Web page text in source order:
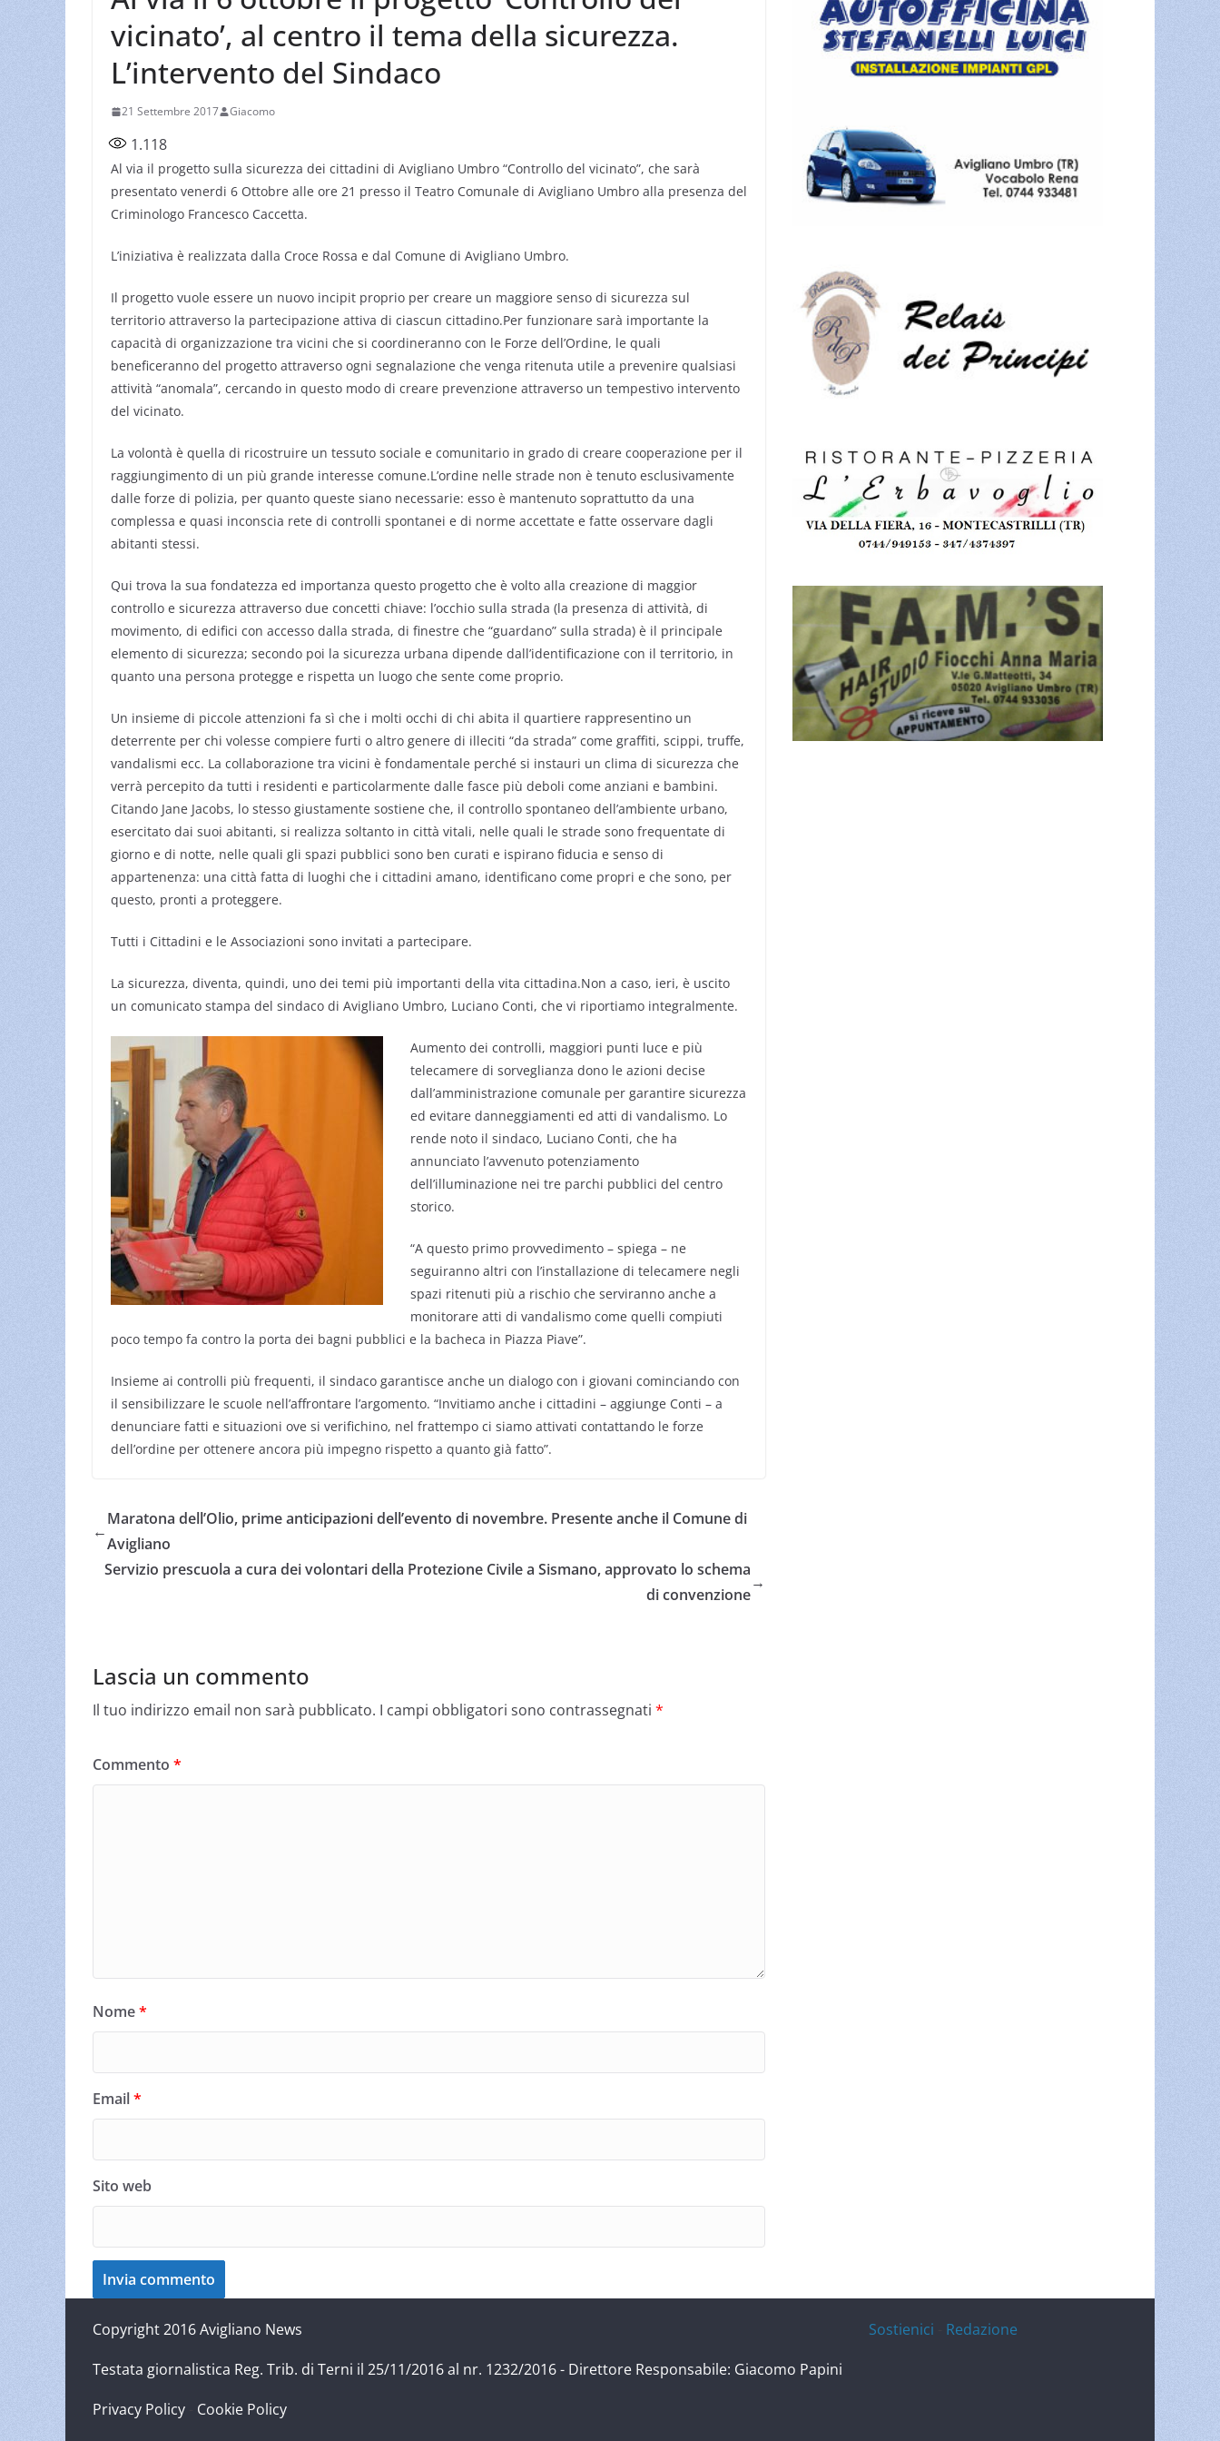
vicinato’, al centro il tema della sicurezza.
L’intervento del Sindaco
21 Settembre 2017 Giacomo
1.118
Al via il progetto sulla sicurezza dei cittadini di Avigliano Umbro “Controllo del vicinato”, che sarà
presentato venerdi 6 Ottobre alle ore 21 presso il Teatro Comunale di Avigliano Umbro alla presenza del
Criminologo Francesco Caccetta.
L’iniziativa è realizzata dalla Croce Rossa e dal Comune di Avigliano Umbro.
Il progetto vuole essere un nuovo incipit proprio per creare un maggiore senso di sicurezza sul
territorio attraverso la partecipazione attiva di ciascun cittadino.Per funzionare sarà importante la
capacità di organizzazione tra vicini che si coordineranno con le Forze dell’Ordine, le quali
beneficeranno del progetto attraverso ogni segnalazione che venga ritenuta utile a prevenire qualsiasi
attività “anomala”, cercando in questo modo di creare prevenzione attraverso un tempestivo intervento
del vicinato.
La volontà è quella di ricostruire un tessuto sociale e comunitario in grado di creare cooperazione per il
raggiungimento di un più grande interesse comune.L’ordine nelle strade non è tenuto esclusivamente
dalle forze di polizia, per quanto queste siano necessarie: esso è mantenuto soprattutto da una
complessa e quasi inconscia rete di controlli spontanei e di norme accettate e fatte osservare dagli
abitanti stessi.
Qui trova la sua fondatezza ed importanza questo progetto che è volto alla creazione di maggior
controllo e sicurezza attraverso due concetti chiave: l’occhio sulla strada (la presenza di attività, di
movimento, di edifici con accesso dalla strada, di finestre che “guardano” sulla strada) è il principale
elemento di sicurezza; secondo poi la sicurezza urbana dipende dall’identificazione con il territorio, in
quanto una persona protegge e rispetta un luogo che sente come proprio.
Un insieme di piccole attenzioni fa sì che i molti occhi di chi abita il quartiere rappresentino un
deterrente per chi volesse compiere furti o altro genere di illeciti “da strada” come graffiti, scippi, truffe,
vandalismi ecc. La collaborazione tra vicini è fondamentale perché si instauri un clima di sicurezza che
verrà percepito da tutti i residenti e particolarmente dalle fasce più deboli come anziani e bambini.
Citando Jane Jacobs, lo stesso giustamente sostiene che, il controllo spontaneo dell’ambiente urbano,
esercitato dai suoi abitanti, si realizza soltanto in città vitali, nelle quali le strade sono frequentate di
giorno e di notte, nelle quali gli spazi pubblici sono ben curati e ispirano fiducia e senso di
appartenenza: una città fatta di luoghi che i cittadini amano, identificano come propri e che sono, per
questo, pronti a proteggere.
Tutti i Cittadini e le Associazioni sono invitati a partecipare.
La sicurezza, diventa, quindi, uno dei temi più importanti della vita cittadina.Non a caso, ieri, è uscito
un comunicato stampa del sindaco di Avigliano Umbro, Luciano Conti, che vi riportiamo integralmente.
Aumento dei controlli, maggiori punti luce e più
telecamere di sorveglianza dono le azioni decise
dall’amministrazione comunale per garantire sicurezza
ed evitare danneggiamenti ed atti di vandalismo. Lo
rende noto il sindaco, Luciano Conti, che ha
annunciato l’avvenuto potenziamento
dell’illuminazione nei tre parchi pubblici del centro
storico.
“A questo primo provvedimento – spiega – ne
seguiranno altri con l’installazione di telecamere negli
spazi ritenuti più a rischio che serviranno anche a
monitorare atti di vandalismo come quelli compiuti
poco tempo fa contro la porta dei bagni pubblici e la bacheca in Piazza Piave”.
Insieme ai controlli più frequenti, il sindaco garantisce anche un dialogo con i giovani cominciando con
il sensibilizzare le scuole nell’affrontare l’argomento. “Invitiamo anche i cittadini – aggiunge Conti – a
denunciare fatti e situazioni ove si verifichino, nel frattempo ci siamo attivati contattando le forze
dell’ordine per ottenere ancora più impegno rispetto a quanto già fatto”.
←
Maratona dell’Olio, prime anticipazioni dell’evento di novembre. Presente anche il Comune di
Avigliano
Servizio prescuola a cura dei volontari della Protezione Civile a Sismano, approvato lo schema
di convenzione
→
Lascia un commento
Il tuo indirizzo email non sarà pubblicato. I campi obbligatori sono contrassegnati *
Commento *
Nome*
Email*
Sito web
Sostienici Redazione
Copyright 2016 Avigliano News
Testata giornalistica Reg. Trib. di Terni il 25/11/2016 al nr. 1232/2016 - Direttore Responsabile: Giacomo Papini
Privacy Policy
Cookie Policy